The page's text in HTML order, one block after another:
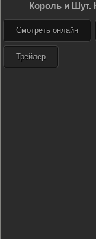
Король и Шут.
Смотреть онлайн
Трейлер